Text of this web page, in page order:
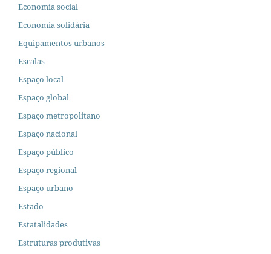
Economia social
Economia solidária
Equipamentos urbanos
Escalas
Espaço local
Espaço global
Espaço metropolitano
Espaço nacional
Espaço público
Espaço regional
Espaço urbano
Estado
Estatalidades
Estruturas produtivas